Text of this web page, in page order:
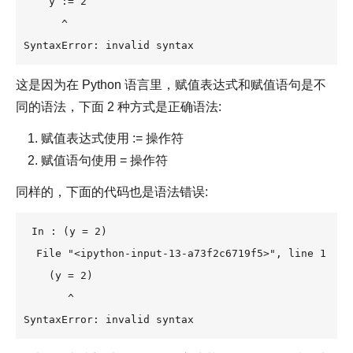
      ^
SyntaxError: invalid syntax
这是因为在 Python 语言里，赋值表达式和赋值语句是不
同的语法，下面 2 种方式是正确语法:
赋值表达式使用 := 操作符
赋值语句使用 = 操作符
同样的，下面的代码也是语法错误:
In : (y = 2)
  File "<ipython-input-13-a73f2c6719f5>", line 1
    (y = 2)
       ^
SyntaxError: invalid syntax